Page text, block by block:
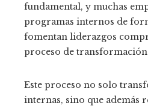
fundamental, y muchas
programas internos de
fomentan liderazgos
proceso de
Este proceso no solo
internas, sino que además